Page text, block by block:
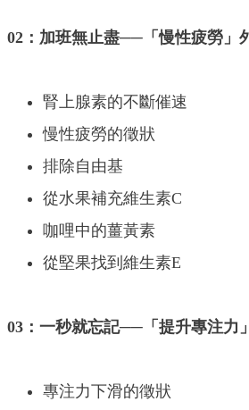
02：加班無止盡──「慢性疲勞」
腎上腺素的不斷催速
慢性疲勞的徵狀
排除自由基
從水果補充維生素C
咖哩中的薑黃素
從堅果找到維生素E
03：一秒就忘記──「提升專注力
專注力下滑的徵狀